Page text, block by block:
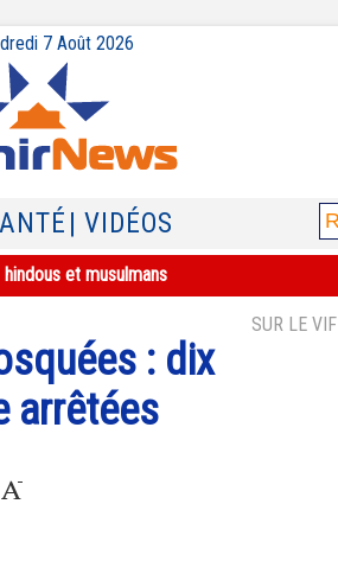
7 Août 2026
| VIDÉOS
et musulmans
SUR LE VIF
: dix
arrêtées